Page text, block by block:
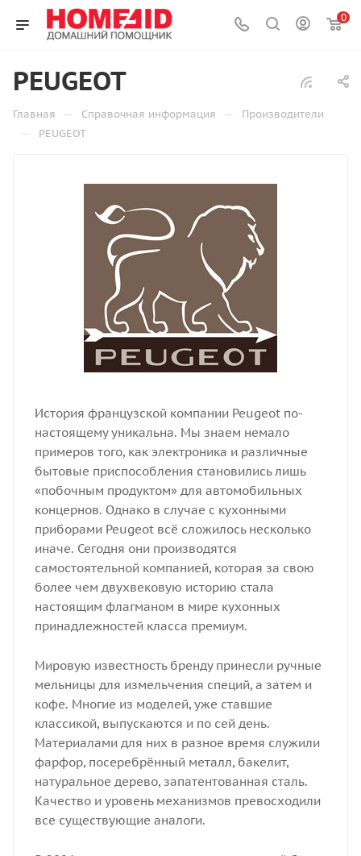
0
PEUGEOT
Главная — Справочная информация — Производители
— PEUGEOT
История французской компании Peugeot по-
настоящему уникальна. Мы знаем немало
примеров того, как электроника и различные
бытовые приспособления становились лишь
«побочным продуктом» для автомобильных
концернов. Однако в случае с кухонными
приборами Peugeot всё сложилось несколько
иначе. Сегодня они производятся
самостоятельной компанией, которая за свою
более чем двухвековую историю стала
настоящим флагманом в мире кухонных
принадлежностей класса премиум.
Мировую известность бренду принесли ручные
мельницы для измельчения специй, а затем и
кофе. Многие из моделей, уже ставшие
классикой, выпускаются и по сей день.
Материалами для них в разное время служили
фарфор, посеребрённый металл, бакелит,
натуральное дерево, запатентованная сталь.
Качество и уровень механизмов превосходили
все существующие аналоги.